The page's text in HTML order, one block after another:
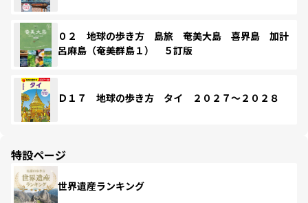
０２ 地球の歩き方 島旅 奄美大島 喜界島 加計
呂麻島（奄美群島１） ５訂版
Ｄ１７ 地球の歩き方 タイ ２０２７～２０２８
特設ページ
世界遺産ランキング